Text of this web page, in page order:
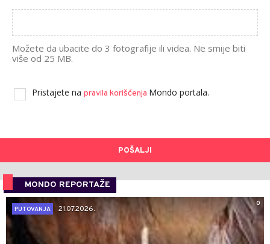
Možete da ubacite do 3 fotografije ili videa. Ne smije biti
više od 25 MB.
Pristajete na pravila korišćenja Mondo portala.
POŠALJI
MONDO REPORTAŽE
0
PUTOVANJA
21.07.2026.